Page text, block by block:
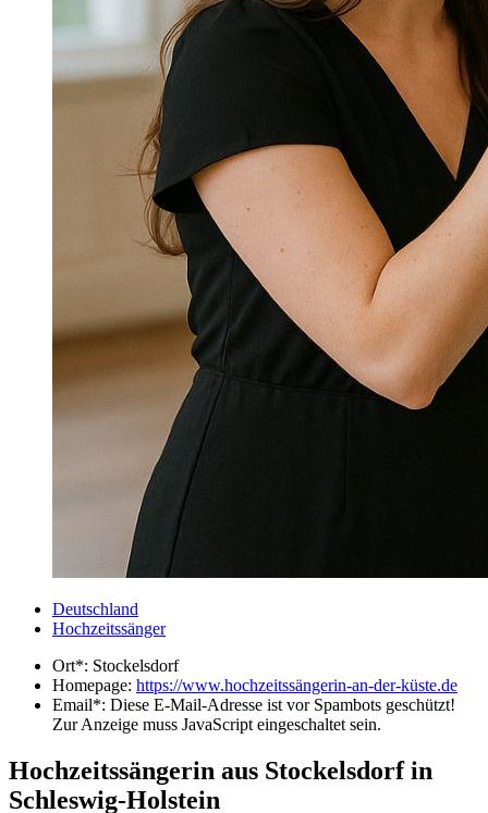
Deutschland
Hochzeitssänger
Ort*: Stockelsdorf
Homepage: https://www.hochzeitssängerin-an-der-küste.de
Email*: Diese E-Mail-Adresse ist vor Spambots geschützt!
Zur Anzeige muss JavaScript eingeschaltet sein.
Hochzeitssängerin aus Stockelsdorf in
Schleswig-Holstein